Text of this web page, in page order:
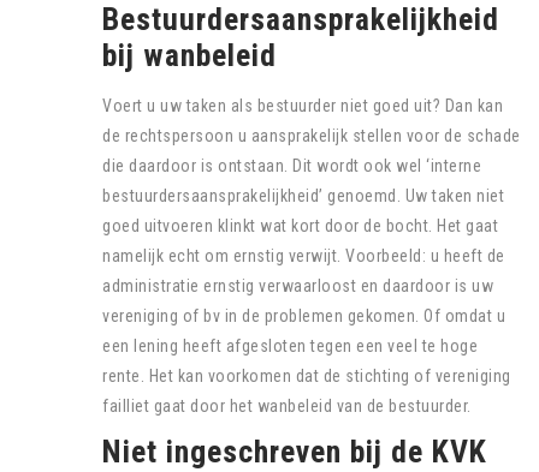
Bestuurdersaansprakelijkheid
bij wanbeleid
Voert u uw taken als bestuurder niet goed uit? Dan kan
de rechtspersoon u aansprakelijk stellen voor de schade
die daardoor is ontstaan. Dit wordt ook wel ‘interne
bestuurdersaansprakelijkheid’ genoemd. Uw taken niet
goed uitvoeren klinkt wat kort door de bocht. Het gaat
namelijk echt om ernstig verwijt. Voorbeeld: u heeft de
administratie ernstig verwaarloost en daardoor is uw
vereniging of bv in de problemen gekomen. Of omdat u
een lening heeft afgesloten tegen een veel te hoge
rente. Het kan voorkomen dat de stichting of vereniging
failliet gaat door het wanbeleid van de bestuurder.
Niet ingeschreven bij de KVK